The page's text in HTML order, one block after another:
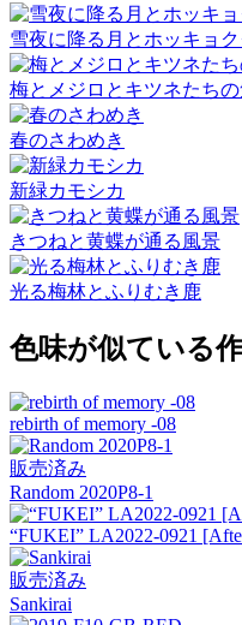
雪夜に降る月とホッキョ
梅とメジロとキツネたち
春のさわめき
新緑カモシカ
きつねと黄蝶が通る風景
光る梅林とふりむき鹿
色味が似ている
rebirth of memory -08
販売済み
Random 2020P8-1
“FUKEI” LA2022-0921
販売済み
Sankirai